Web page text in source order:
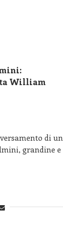
William
di un
grandine e